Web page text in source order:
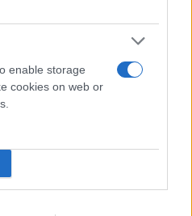
enable storage
cookies on web or